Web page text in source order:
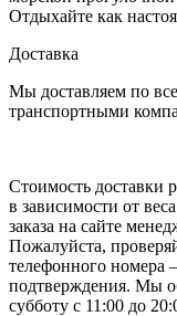
Отдыхайте как
Доставка
Мы доставляем по
транспортными
Стоимость доставки
в зависимости от
заказа на сайте
Пожалуйста,
телефонного номера
подтверждения. Мы
субботу с 11:00 до